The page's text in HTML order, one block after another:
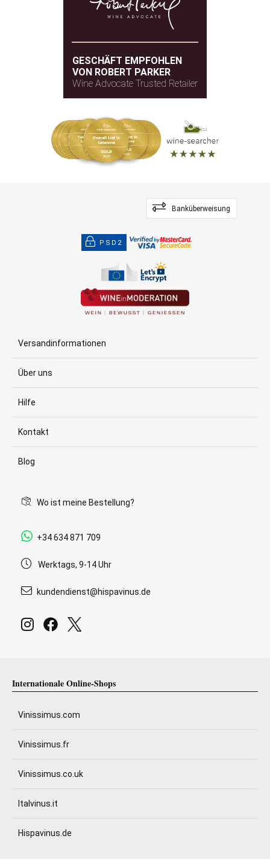
GESCHÄFT EMPFOHLEN
VON ROBERT PARKER
Wine Advocate Trusted Retailer
Banküberweisung
PSD2
Versandinformationen
Über uns
Hilfe
Kontakt
Blog
Wo ist meine Bestellung?
+34 634 871 709
Werktags, 9-14 Uhr
kundendienst@hispavinus.de
Internationale Online-Shops
Vinissimus.com
Vinissimus.fr
Vinissimus.co.uk
Italvinus.it
Hispavinus.de